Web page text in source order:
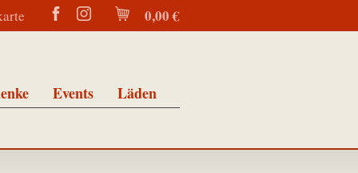
0,00 €
Events Läden